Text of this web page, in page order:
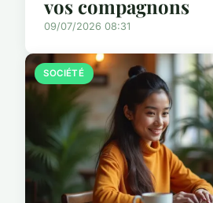
vos compagnons
09/07/2026 08:31
SOCIÉTÉ